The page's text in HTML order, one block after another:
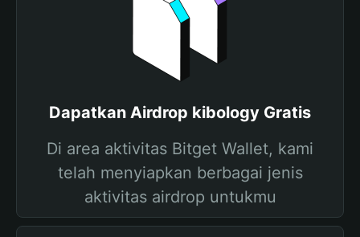
Dapatkan Airdrop kibology Gratis
Di area aktivitas Bitget Wallet, kami
telah menyiapkan berbagai jenis
aktivitas airdrop untukmu